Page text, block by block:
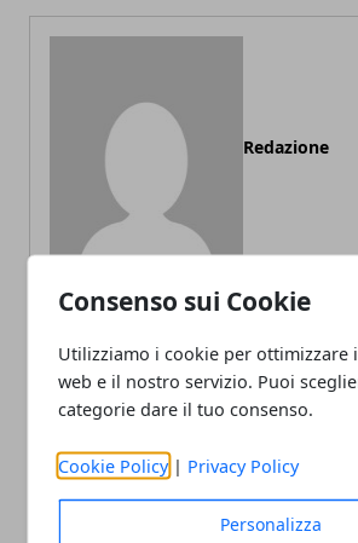
Consenso sui Cookie
Utilizziamo i cookie per ottimizzare
web e il nostro servizio. Puoi
categorie dare il tuo consenso.
Cookie Policy | Privacy Policy
Personalizza
Redazione
ARTICOLI CORRELATI